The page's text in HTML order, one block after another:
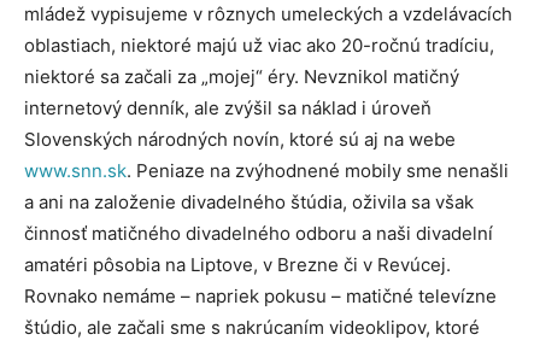
mládež vypisujeme v rôznych umeleckých a vzdelávacích
oblastiach, niektoré majú už viac ako 20-ročnú tradíciu,
niektoré sa začali za „mojej“ éry. Nevznikol matičný
internetový denník, ale zvýšil sa náklad i úroveň
Slovenských národných novín, ktoré sú aj na webe
www.snn.sk. Peniaze na zvýhodnené mobily sme nenašli
a ani na založenie divadelného štúdia, oživila sa však
činnosť matičného divadelného odboru a naši divadelní
amatéri pôsobia na Liptove, v Brezne či v Revúcej.
Rovnako nemáme – napriek pokusu – matičné televízne
štúdio, ale začali sme s nakrúcaním videoklipov, ktoré